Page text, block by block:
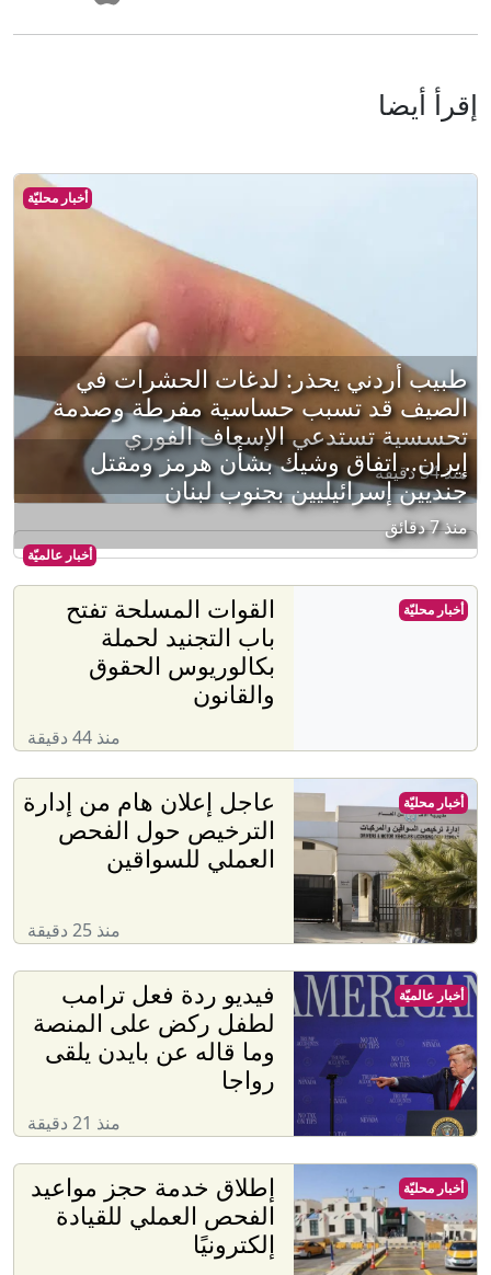
إقرأ أيضا
أخبار محليّة
طبيب أردني يحذر: لدغات الحشرات في
الصيف قد تسبب حساسية مفرطة وصدمة
تحسسية تستدعي الإسعاف الفوري
منذ 54 دقيقة
أخبار عالميّة
إيران.. اتفاق وشيك بشأن هرمز ومقتل
جنديين إسرائيليين بجنوب لبنان
منذ 7 دقائق
القوات المسلحة تفتح
باب التجنيد لحملة
بكالوريوس الحقوق
والقانون
منذ 44 دقيقة
أخبار محليّة
عاجل إعلان هام من إدارة
الترخيص حول الفحص
العملي للسواقين
منذ 25 دقيقة
أخبار محليّة
فيديو ردة فعل ترامب
لطفل ركض على المنصة
وما قاله عن بايدن يلقى
رواجا
منذ 21 دقيقة
أخبار عالميّة
إطلاق خدمة حجز مواعيد
الفحص العملي للقيادة
إلكترونيًا
أخبار محليّة